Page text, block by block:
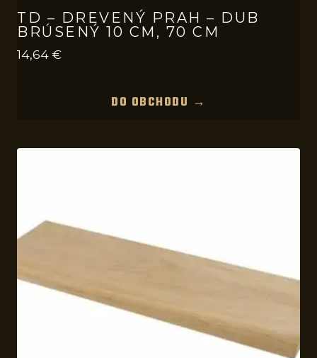
TD – DREVENÝ PRAH – DUB
BRÚSENÝ 10 CM, 70 CM
14,64 €
DO OBCHODU →